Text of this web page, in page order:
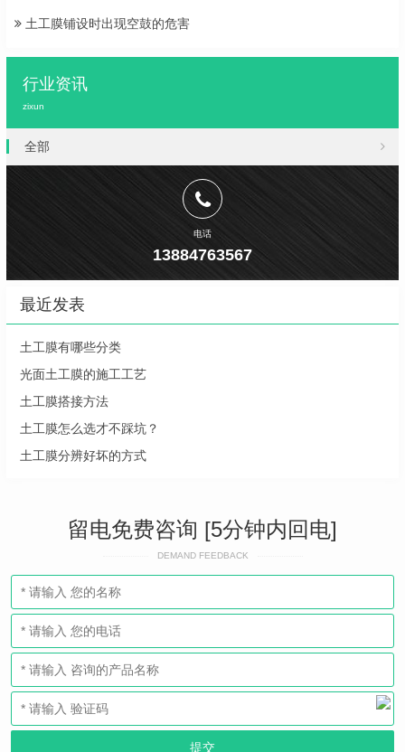
土工膜铺设时出现空鼓的危害
行业资讯
zixun
全部
电话
13884763567
最近发表
土工膜有哪些分类
光面土工膜的施工工艺
土工膜搭接方法
土工膜怎么选才不踩坑？
土工膜分辨好坏的方式
留电免费咨询 [5分钟内回电]
DEMAND FEEDBACK